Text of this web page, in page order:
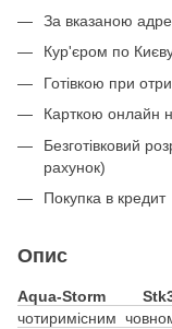
За вказаною
Кур'єром по
Готівкою при
Карткою онлайн
Безготівковий
рахунок)
Покупка в кредит
Опис
Aqua-Storm
чотиримісним